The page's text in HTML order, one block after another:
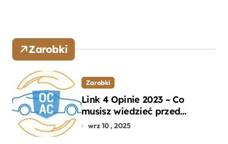
Zarobki
Zarobki
Link 4 Opinie 2023 – Co
musisz wiedzieć przed
wyborem ubezpieczenia OC i
wrz 10 , 2025